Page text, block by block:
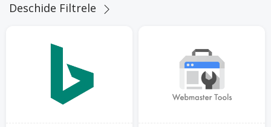
Deschide Filtrele